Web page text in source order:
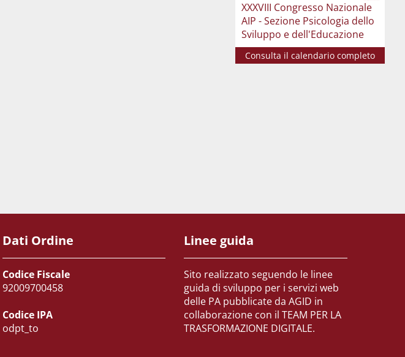
XXXVIII Congresso Nazionale
AIP - Sezione Psicologia dello
Sviluppo e dell'Educazione
Consulta il calendario completo
Dati Ordine
Codice Fiscale
92009700458
Codice IPA
odpt_to
Linee guida
Sito realizzato seguendo le linee
guida di sviluppo per i servizi web
delle PA pubblicate da AGID in
collaborazione con il TEAM PER LA
TRASFORMAZIONE DIGITALE.